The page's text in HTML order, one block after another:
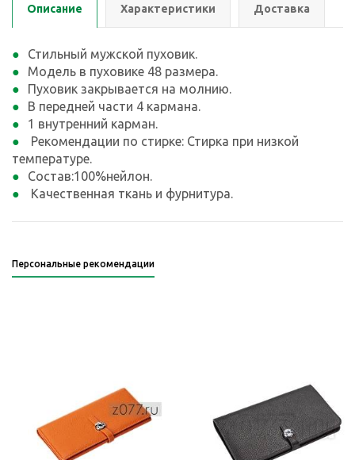
Описание Характеристики Доставка
Стильный мужской пуховик.
Модель в пуховике 48 размера.
Пуховик закрывается на молнию.
В передней части 4 кармана.
1 внутренний карман.
Рекомендации по стирке: Стирка при низкой
температуре.
Состав:100%нейлон.
Качественная ткань и фурнитура.
Персональные рекомендации